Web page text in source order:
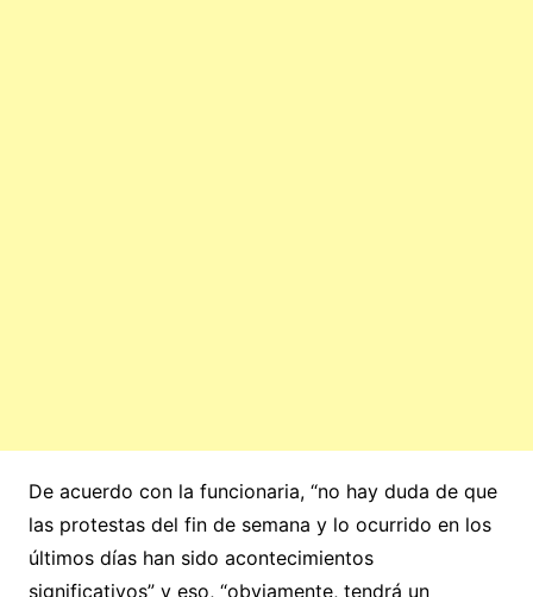
De acuerdo con la funcionaria, “no hay duda de que
las protestas del fin de semana y lo ocurrido en los
últimos días han sido acontecimientos
significativos” y eso, “obviamente, tendrá un